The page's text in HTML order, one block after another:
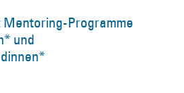
Programme
und